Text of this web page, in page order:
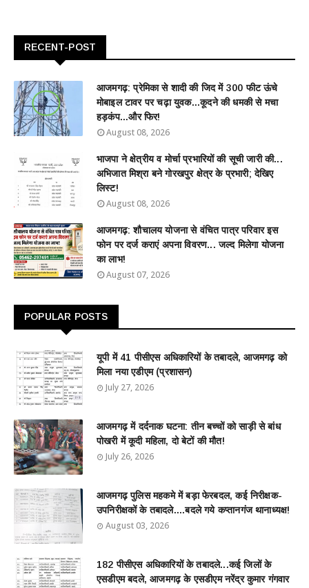
RECENT-POST
आजमगढ़: प्रेमिका से शादी की जिद में 300 फीट ऊंचे
मोबाइल टावर पर चढ़ा युवक...कूदने की धमकी से मचा
हड़कंप...और फिर!
August 08, 2026
भाजपा ने क्षेत्रीय व मोर्चा प्रभारियों की सूची जारी की...
अभिजात मिश्रा बने गोरखपुर क्षेत्र के प्रभारी; देखिए
लिस्ट!
August 08, 2026
आजमगढ़: शौचालय योजना से वंचित पात्र परिवार इस
फोन पर दर्ज कराएं अपना विवरण... जल्द मिलेगा योजना
का लाभ!
August 07, 2026
POPULAR POSTS
यूपी में 41 पीसीएस अधिकारियों के तबादले, आजमगढ़ को
मिला नया एडीएम (प्रशासन)
July 27, 2026
आजमगढ़ में दर्दनाक घटना: तीन बच्चों को साड़ी से बांध
पोखरी में कूदी महिला, दो बेटों की मौत!
July 26, 2026
आजमगढ़ पुलिस महकमे में बड़ा फेरबदल, कई निरीक्षक-
उपनिरीक्षकों के तबादले....बदले गये कप्तानगंज थानाध्यक्ष!
August 03, 2026
182 पीसीएस अधिकारियों के तबादले...कई जिलों के
एसडीएम बदले, आजमगढ़ के एसडीएम नरेंद्र कुमार गंगवार